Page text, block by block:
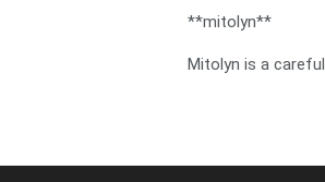
**mitolyn**
Mitolyn is a